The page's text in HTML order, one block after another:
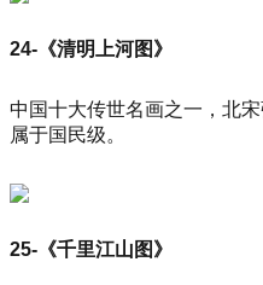
24-《清明上河图》
中国十大传世名画之一，北
属于国民级。
25-《千里江山图》